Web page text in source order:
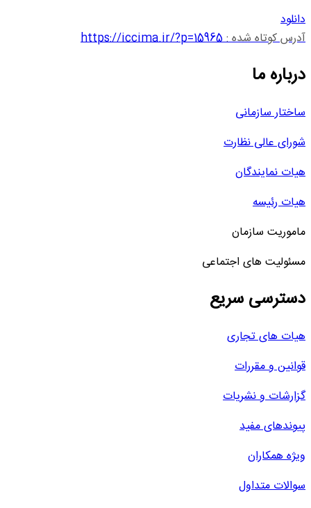
دانلود
آدرس کوتاه شده :https://iccima.ir/?p=15965
درباره ما
ساختار سازمانی
شورای عالی نظارت
هیات نمایندگان
هیات رئیسه
ماموریت سازمان
مسئولیت های اجتماعی
دسترسی سریع
هیات های تجاری
قوانین و مقررات
گزارشات و نشریات
پیوندهای مفید
ویژه همکاران
سوالات متداول